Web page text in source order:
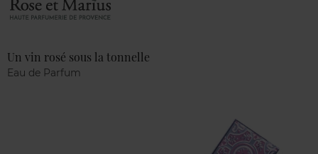
Un vin rosé sous la tonnelle
Eau de Parfum